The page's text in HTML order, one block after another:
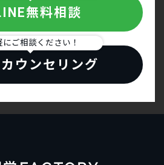
無料相談
にご相談ください！
ウンセリング